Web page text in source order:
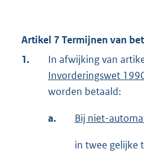
Artikel 7 Termijnen van
1.
In afwijking van
Invorderingswet
worden betaald:
a. Bij niet-
in twee gelijke